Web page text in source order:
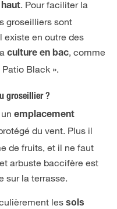
. Pour faciliter la
groseilliers sont
existe en outre des
culture en bac, comme
Black ».
groseillier ?
emplacement
du vent. Plus il
de fruits, et il ne faut
arbuste baccifère est
sur la terrasse.
les sols